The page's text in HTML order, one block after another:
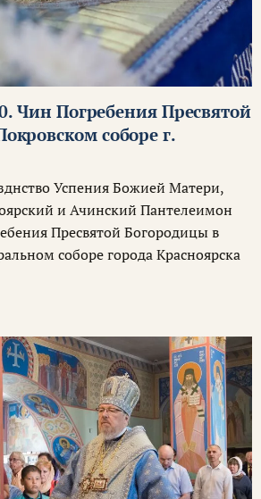
Чин Погребения Пресвятой
соборе г.
Успения Божией Матери,
и Ачинский Пантелеимон
Пресвятой Богородицы в
соборе города Красноярска